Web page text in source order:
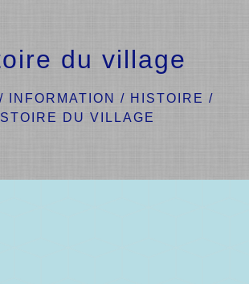
du village
/ INFORMATION / HISTOIRE /
DU VILLAGE